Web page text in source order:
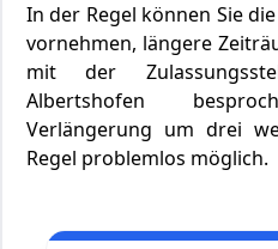
In der Regel können Sie
vornehmen, längere
mit der
Albertshofen
Verlängerung um drei
Regel problemlos möglich.